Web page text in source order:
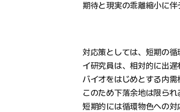
期待と現実の乖離縮小に伴
対応策としては、短期の循
イ研究員は、相対的に出
バイオをはじめとする内需
このため下落余地は限られ
短期的には循環物色への対